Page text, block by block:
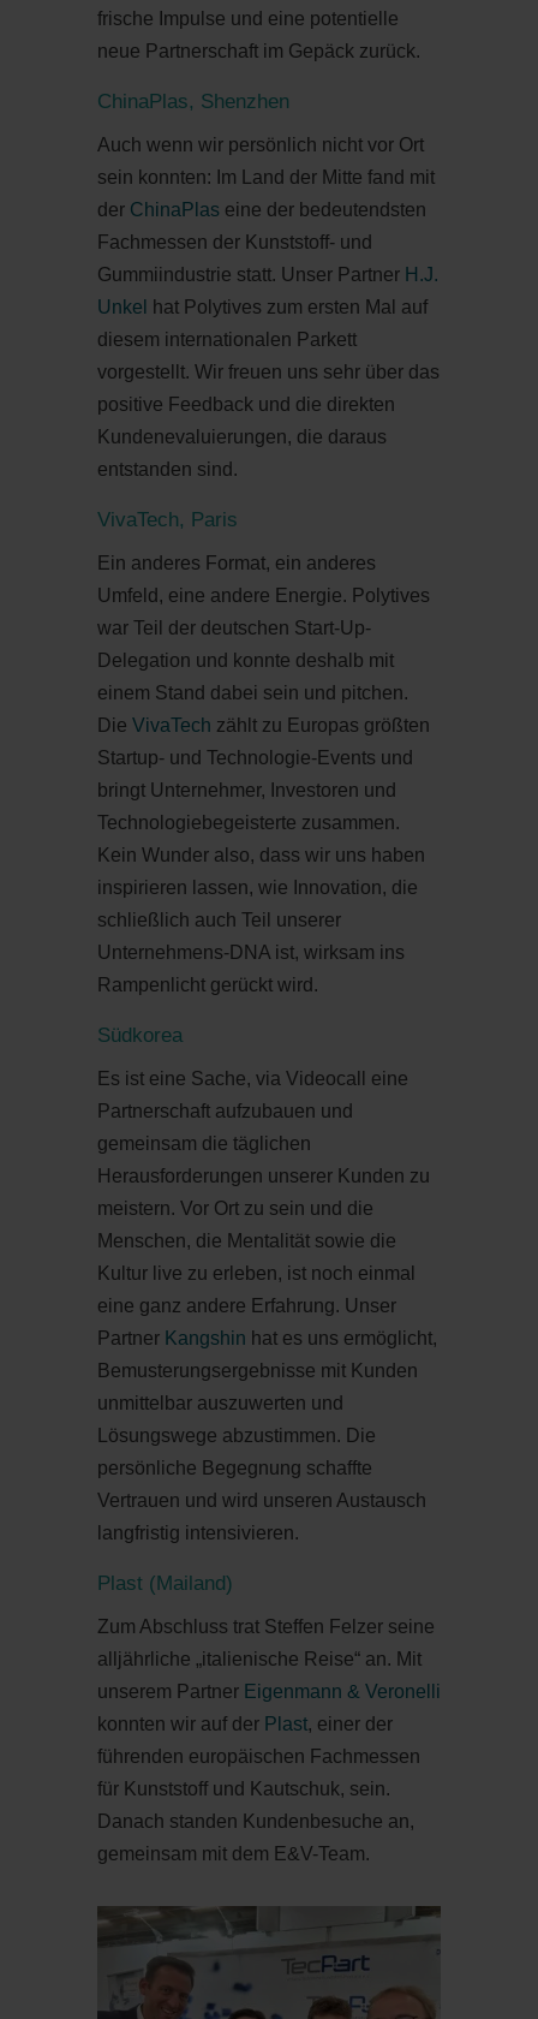
frische Impulse und eine potentielle
neue Partnerschaft im Gepäck zurück.
ChinaPlas, Shenzhen
Auch wenn wir persönlich nicht vor Ort
sein konnten: Im Land der Mitte fand mit
der ChinaPlas eine der bedeutendsten
Fachmessen der Kunststoff- und
Gummiindustrie statt. Unser Partner H.J.
Unkel
hat Polytives zum ersten Mal auf
diesem internationalen Parkett
vorgestellt. Wir freuen uns sehr über das
positive Feedback und die direkten
Kundenevaluierungen, die daraus
entstanden sind.
VivaTech, Paris
Ein anderes Format, ein anderes
Umfeld, eine andere Energie. Polytives
war Teil der deutschen Start-Up-
Delegation und konnte deshalb mit
einem Stand dabei sein und pitchen.
Die VivaTech zählt zu Europas größten
Startup- und Technologie-Events und
bringt Unternehmer, Investoren und
Technologiebegeisterte zusammen.
Kein Wunder also, dass wir uns haben
inspirieren lassen, wie Innovation, die
schließlich auch Teil unserer
Unternehmens-DNA ist, wirksam ins
Rampenlicht gerückt wird.
Südkorea
Es ist eine Sache, via Videocall eine
Partnerschaft aufzubauen und
gemeinsam die täglichen
Herausforderungen unserer Kunden zu
meistern. Vor Ort zu sein und die
Menschen, die Mentalität sowie die
Kultur live zu erleben, ist noch einmal
eine ganz andere Erfahrung. Unser
Partner Kangshin hat es uns ermöglicht,
Bemusterungsergebnisse mit Kunden
unmittelbar auszuwerten und
Lösungswege abzustimmen. Die
persönliche Begegnung schaffte
Vertrauen und wird unseren Austausch
langfristig intensivieren.
Plast (Mailand)
Zum Abschluss trat Steffen Felzer seine
alljährliche „italienische Reise“ an. Mit
unserem Partner Eigenmann & Veronelli
konnten wir auf der Plast, einer der
führenden europäischen Fachmessen
für Kunststoff und Kautschuk, sein.
Danach standen Kundenbesuche an,
gemeinsam mit dem E&V-Team.